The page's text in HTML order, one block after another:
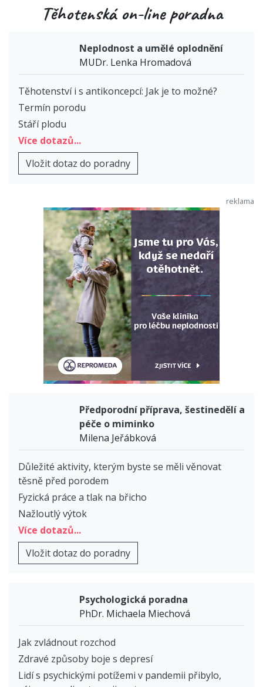
Těhotenská on-line poradna
Neplodnost a umělé oplodnění
MUDr. Lenka Hromadová
Těhotenství i s antikoncepcí: Jak je to možné?
Termín porodu
Stáří plodu
Více dotazů...
Vložit dotaz do poradny
Předporodní příprava, šestinedělí a
péče o miminko
Milena Jeřábková
Důležité aktivity, kterým byste se měli věnovat
těsně před porodem
Fyzická práce a tlak na břicho
Nažloutlý výtok
Více dotazů...
Vložit dotaz do poradny
Psychologická poradna
PhDr. Michaela Miechová
Jak zvládnout rozchod
Zdravé způsoby boje s depresí
Lidí s psychickými potížemi v pandemii přibylo,